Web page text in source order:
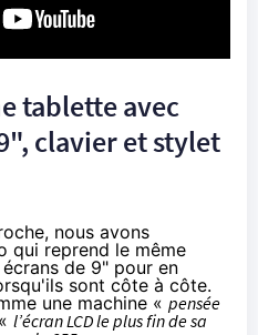
tablette avec
clavier et stylet
nous avons
qui reprend le même
de 9" pour en
sont côte à côte.
une machine « pensée
l’écran LCD le plus fin de sa